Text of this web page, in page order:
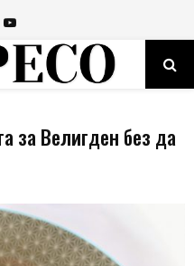
Youtube
за Велигден без да